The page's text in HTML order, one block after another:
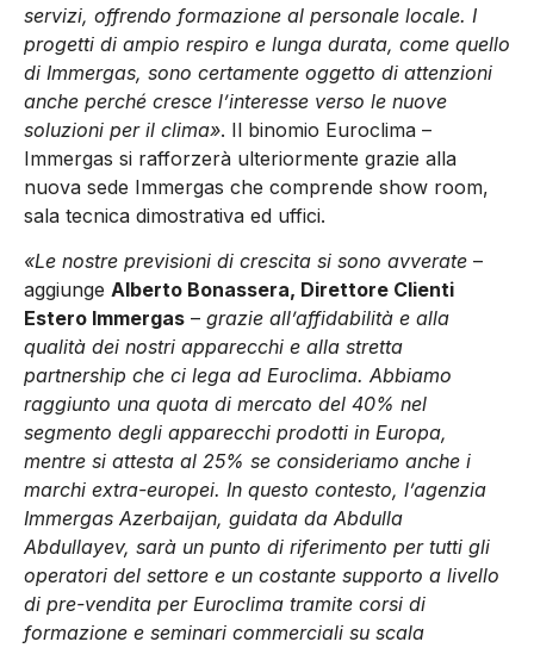
servizi, offrendo formazione al personale locale. I
progetti di ampio respiro e lunga durata, come quello
di Immergas, sono certamente oggetto di attenzioni
anche perché cresce l’interesse verso le nuove
soluzioni per il clima». Il binomio Euroclima –
Immergas si rafforzerà ulteriormente grazie alla
nuova sede Immergas che comprende show room,
sala tecnica dimostrativa ed uffici.
«Le nostre previsioni di crescita si sono avverate –
aggiunge Alberto Bonassera, Direttore Clienti
Estero Immergas – grazie all’affidabilità e alla
qualità dei nostri apparecchi e alla stretta
partnership che ci lega ad Euroclima. Abbiamo
raggiunto una quota di mercato del 40% nel
segmento degli apparecchi prodotti in Europa,
mentre si attesta al 25% se consideriamo anche i
marchi extra-europei. In questo contesto, l’agenzia
Immergas Azerbaijan, guidata da Abdulla
Abdullayev, sarà un punto di riferimento per tutti gli
operatori del settore e un costante supporto a livello
di pre-vendita per Euroclima tramite corsi di
formazione e seminari commerciali su scala